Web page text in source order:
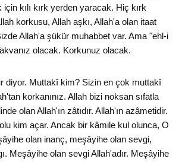
kılı kırk yerden yaracak. Hiç kırk
korkusu, Allah aşkı, Allah'a olan itaat
Allah'a şükür muhabbet var. Ama "ehl-i
olacak. Korkunuz olacak.
diyor. Muttakî kim? Sizin en çok muttakî
korkanınız. Allah bizi noksan sıfatla
olan Allah'ın zâtıdır. Allah'ın azâmetidir.
kim açar. Ancak bir kâmile kul olunca, O
olan inanç, meşâyihe olan sevgi,
Meşâyihe olan sevgi Allah'adır. Meşâyihe